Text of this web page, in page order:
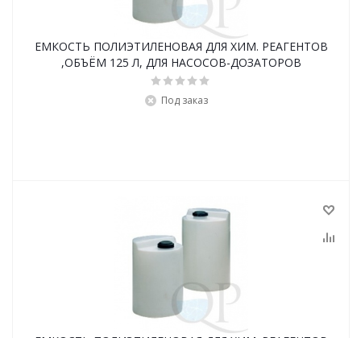
ЕМКОСТЬ ПОЛИЭТИЛЕНОВАЯ ДЛЯ ХИМ. РЕАГЕНТОВ
,ОБЪЁМ 125 Л, ДЛЯ НАСОСОВ-ДОЗАТОРОВ
Под заказ